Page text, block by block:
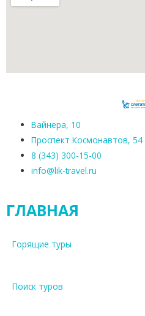
Вайнера, 10
Проспект Космонавтов, 54
8 (343) 300-15-00
info@lik-travel.ru
ГЛАВНАЯ
Горящие туры
Поиск туров